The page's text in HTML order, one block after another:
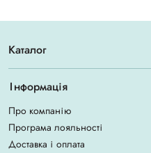
Каталог
Інформація
Про компанію
Програма лояльності
Доставка і оплата